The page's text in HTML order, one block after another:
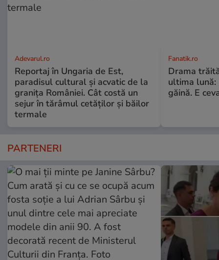
Adevarul.ro
Reportaj în Ungaria de Est,
paradisul cultural și acvatic de la
granița României. Cât costă un
sejur în tărâmul cetăților și băilor
termale
Fanatik.ro
Drama
ultima lună:
găină. E
PARTENERI